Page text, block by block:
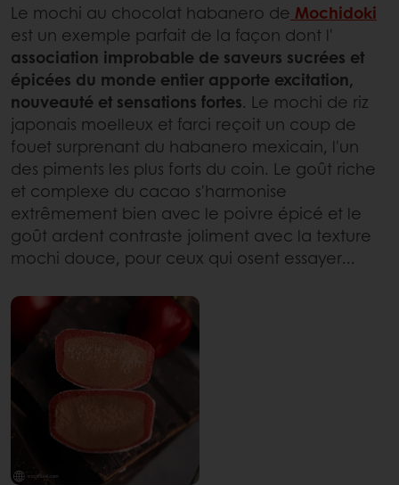
Le mochi au chocolat habanero de Mochidoki
est un exemple parfait de la façon dont l'
association improbable de saveurs sucrées et
épicées du monde entier apporte excitation,
nouveauté et sensations fortes. Le mochi de riz
japonais moelleux et farci reçoit un coup de
fouet surprenant du habanero mexicain, l'un
des piments les plus forts du coin. Le goût riche
et complexe du cacao s'harmonise
extrêmement bien avec le poivre épicé et le
goût ardent contraste joliment avec la texture
mochi douce, pour ceux qui osent essayer...